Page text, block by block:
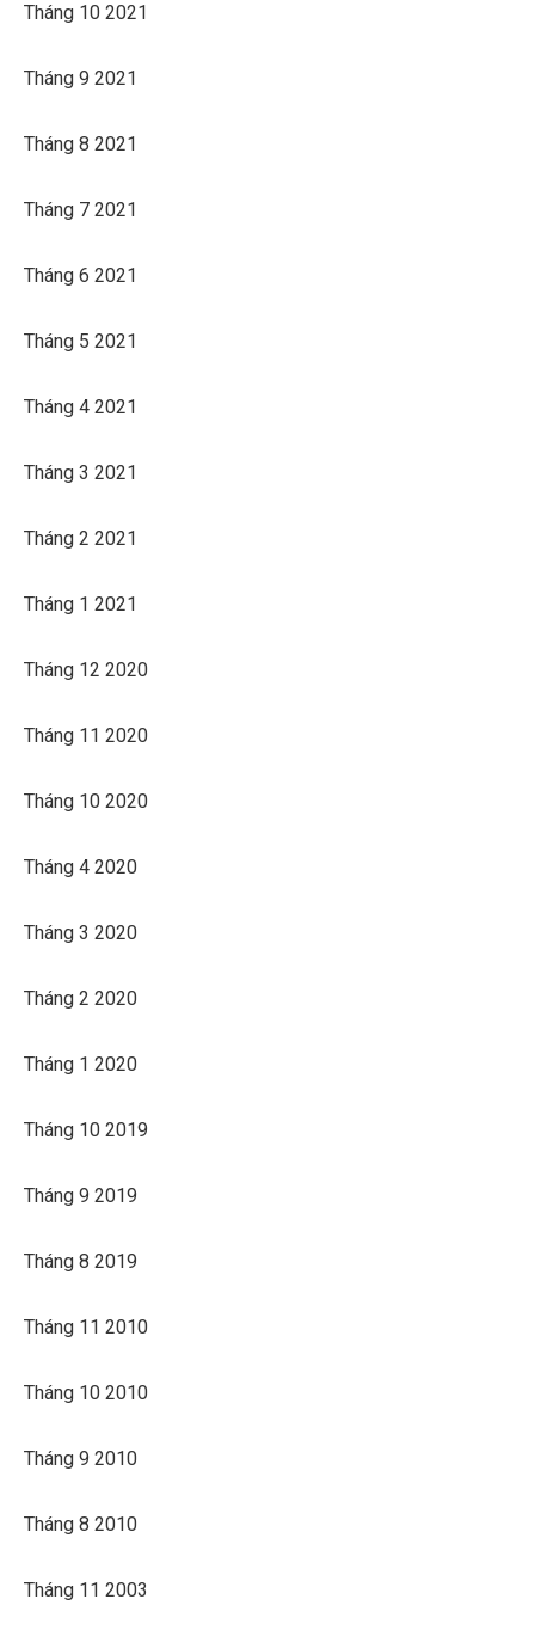
Tháng 10 2021
Tháng 9 2021
Tháng 8 2021
Tháng 7 2021
Tháng 6 2021
Tháng 5 2021
Tháng 4 2021
Tháng 3 2021
Tháng 2 2021
Tháng 1 2021
Tháng 12 2020
Tháng 11 2020
Tháng 10 2020
Tháng 4 2020
Tháng 3 2020
Tháng 2 2020
Tháng 1 2020
Tháng 10 2019
Tháng 9 2019
Tháng 8 2019
Tháng 11 2010
Tháng 10 2010
Tháng 9 2010
Tháng 8 2010
Tháng 11 2003